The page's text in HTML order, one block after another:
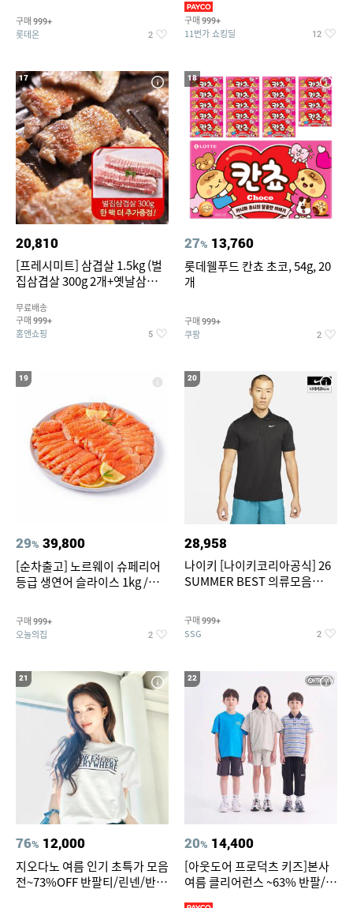
구매 999+
롯데온 2
구매 999+
11번가 쇼킹딜 12
17
20,810
[프레시미트] 삼겹살 1.5kg (벌
집삼겹살 300g 2개+옛날삼겹살
팩 추가증정)
무료배송
구매 999+
홈앤쇼핑 5
18
27% 13,760
롯데웰푸드 칸쵸 초코, 54g, 20
개
구매 999+
쿠팡 2
19
29% 39,800
[순차출고] 노르웨이 슈페리어
등급 생연어 슬라이스 1kg /
구매 999+
오늘의집 2
20
28,958
나이키 [나이키코리아공식] 26
SUMMER BEST 의류모음
구매 999+
SSG 2
21
76% 12,000
지오다노 여름 인기 초특가 모음
전~73%OFF 반팔티/린넨/반바
22
20% 14,400
[아웃도어 프로덕츠 키즈]본사
여름 클리어런스 ~63% 반팔/반